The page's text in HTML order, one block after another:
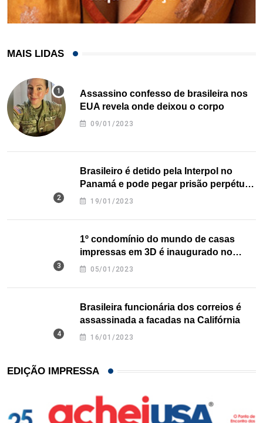
MAIS LIDAS
Assassino confesso de brasileira nos
EUA revela onde deixou o corpo
09/01/2023
Brasileiro é detido pela Interpol no
Panamá e pode pegar prisão perpétua
nos EUA
19/01/2023
1º condomínio do mundo de casas
impressas em 3D é inaugurado no
Texas
05/01/2023
Brasileira funcionária dos correios é
assassinada a facadas na Califórnia
16/01/2023
EDIÇÃO IMPRESSA